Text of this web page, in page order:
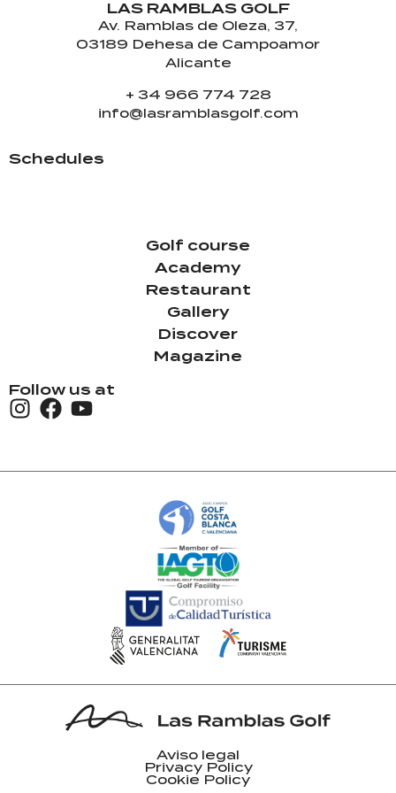
LAS RAMBLAS GOLF
Av. Ramblas de Oleza, 37,
03189 Dehesa de Campoamor
Alicante
+ 34 966 774 728
info@lasramblasgolf.com
Schedules
Golf course
Academy
Restaurant
Gallery
Discover
Magazine
Follow us at
Aviso legal
Privacy Policy
Cookie Policy